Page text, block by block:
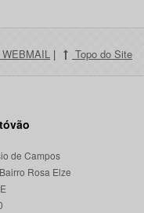
WEBMAIL | Topo do Site
de Campos
Rosa Elze